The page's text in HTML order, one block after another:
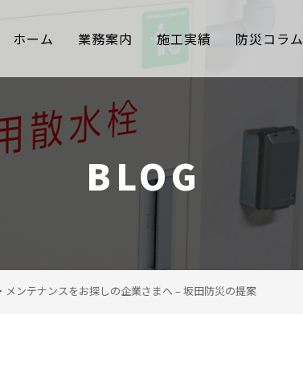
ホーム 業務案内 施工実績 防災コラム
BLOG
ンテナンスをお探しの企業さまへ – 坂田防災の提案